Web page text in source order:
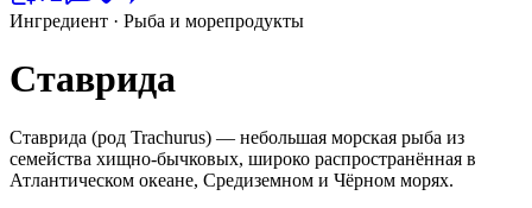
Ингредиент · Рыба и морепродукты
Ставрида
Ставрида (род Trachurus) — небольшая морская рыба из
семейства хищно-бычковых, широко распространённая в
Атлантическом океане, Средиземном и Чёрном морях.